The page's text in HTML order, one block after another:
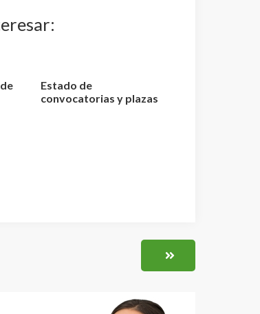
Estado de
convocatorias y plazas